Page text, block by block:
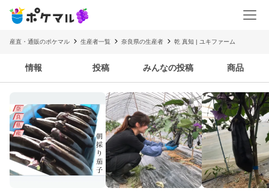
産直・通販のポケマル 生産者一覧 奈良県の生産者 乾 真知 | ユキファーム
情報 投稿 みんなの投稿 商品